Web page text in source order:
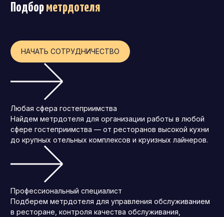
Подборметрдотеля
НАЧАТЬ СОТРУДНИЧЕСТВО
Любая сфера гостеприимства
Найдем метрдотеля для организации работы в любой
сфере гостеприимства — от ресторанов высокой кухни
до крупных отельных комплексов и круизных лайнеров.
Профессиональный специалист
Подберем метрдотеля для управления обслуживанием
в ресторане, контроля качества обслуживания,